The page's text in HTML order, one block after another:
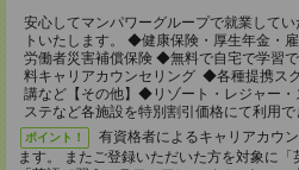
安心してマンパワーグループで就業して
トいたします。 ◆健康保険・厚生年金・
労働者災害補償保険 ◆無料で自宅で学習
料キャリアカウンセリング ◆各種提携ス
講など【その他】◆リゾート・レジャー
ステなど各施設を特別割引価格にて利用
ポイント！
有資格者によるキャリアカウ
ます。 またご登録いただいた方を対象に